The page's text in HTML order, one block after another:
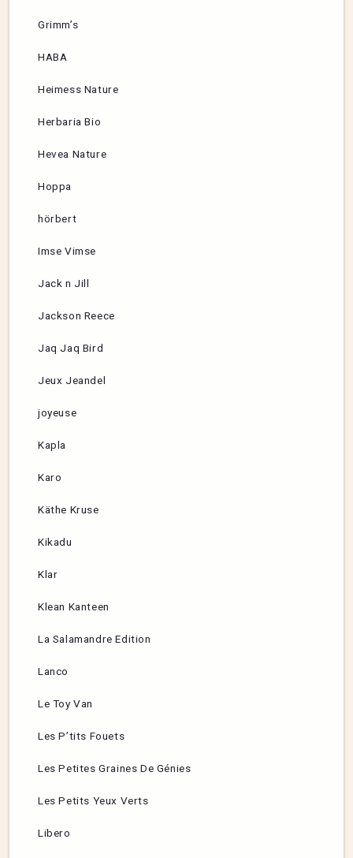
Grimm’s
HABA
Heimess Nature
Herbaria Bio
Hevea Nature
Hoppa
hörbert
Imse Vimse
Jack n Jill
Jackson Reece
Jaq Jaq Bird
Jeux Jeandel
joyeuse
Kapla
Karo
Käthe Kruse
Kikadu
Klar
Klean Kanteen
La Salamandre Edition
Lanco
Le Toy Van
Les P’tits Fouets
Les Petites Graines De Génies
Les Petits Yeux Verts
Libero